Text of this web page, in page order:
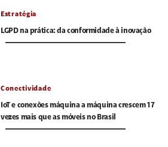
Estratégia
LGPD na prática: da conformidade à inovação
Conectividade
IoT e conexões máquina a máquina crescem 17
vezes mais que as móveis no Brasil